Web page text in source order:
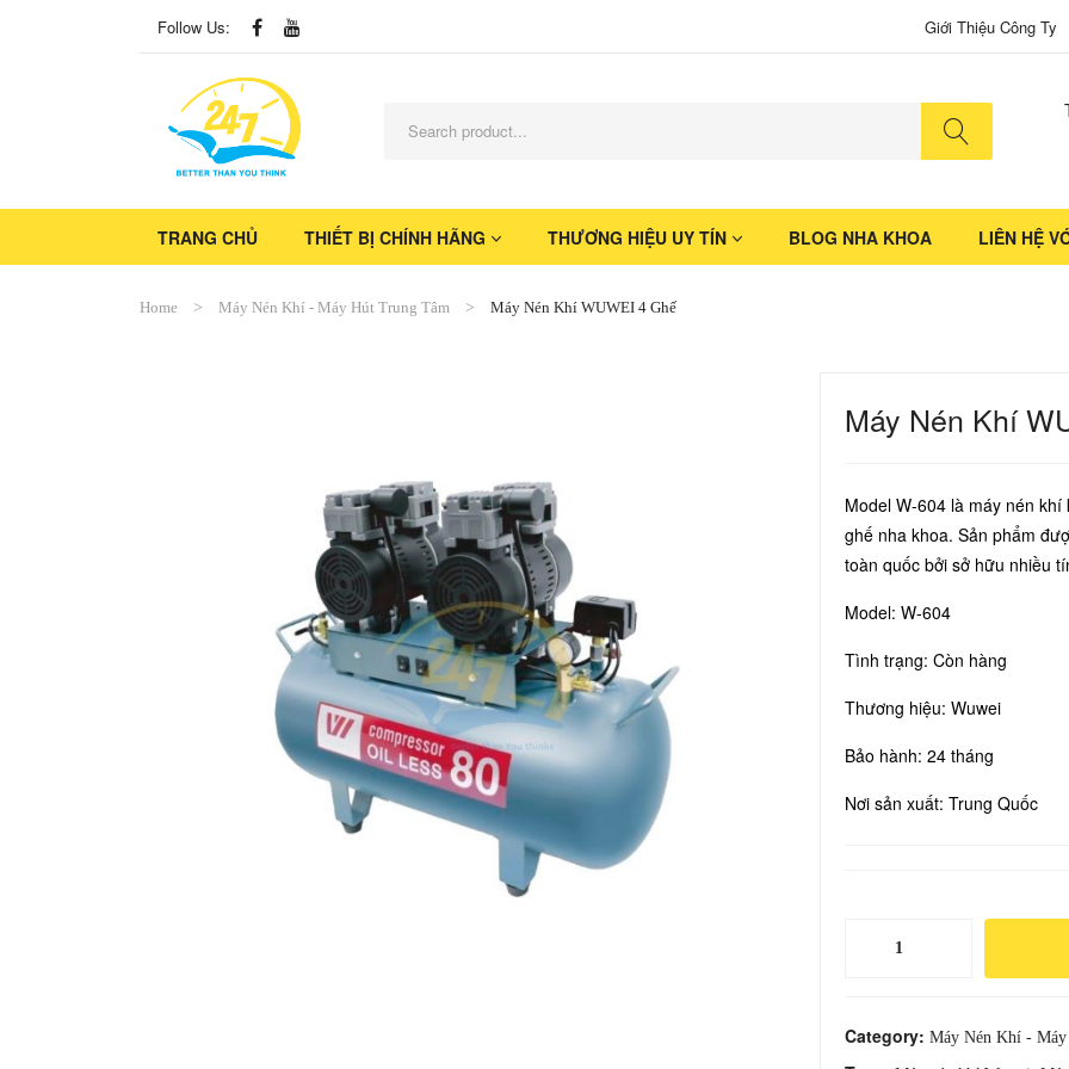
Follow Us: Giới Thiệu Công Ty
TRANG CHỦ
THIẾT BỊ CHÍNH HÃNG THƯƠNG HIỆU UY TÍN BLOG NHA KHOA LIÊN HỆ
Home Máy Nén Khí - Máy Hút Trung Tâm Máy Nén Khí WUWEI 4 Ghế
Máy Nén Khí
Model W-604 là máy nén
ghế nha khoa. Sản phẩm
toàn quốc bởi sở hữu nhiều
Model: W-604
Tình trạng: Còn hàng
Thương hiệu: Wuwei
Bảo hành: 24 tháng
Nơi sản xuất: Trung Quốc
WUWEI
Category: Máy Nén Khí -